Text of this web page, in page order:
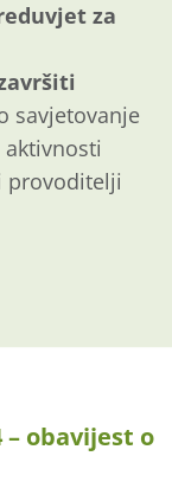
za
savjetovanje
provoditelji
– obavijest o